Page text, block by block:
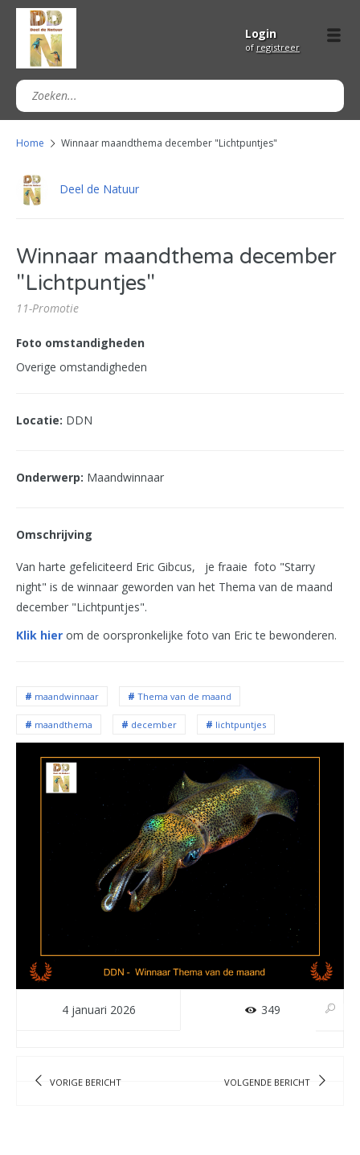
Login
of registreer
Home Winnaar maandthema december "Lichtpuntjes"
Deel de Natuur
Winnaar maandthema december
"Lichtpuntjes"
11-Promotie
Foto omstandigheden
Overige omstandigheden
Locatie: DDN
Onderwerp: Maandwinnaar
Omschrijving
Van harte gefeliciteerd Eric Gibcus, je fraaie foto "Starry
night" is de winnaar geworden van het Thema van de maand
december "Lichtpuntjes".
Klik hier om de oorspronkelijke foto van Eric te bewonderen.
maandwinnaar Thema van de maand
maandthema december lichtpuntjes
4 januari 2026 349
VORIGE BERICHT VOLGENDE BERICHT